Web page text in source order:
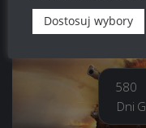
580
Dni
Dostosuj wybory